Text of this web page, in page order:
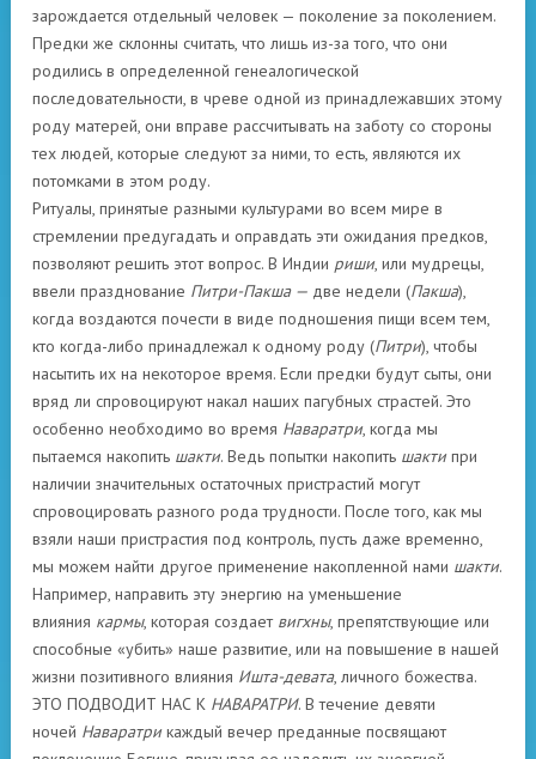
зарождается отдельный человек — поколение за поколением.
Предки же склонны считать, что лишь из-за того, что они
родились в определенной генеалогической
последовательности, в чреве одной из принадлежавших этому
роду матерей, они вправе рассчитывать на заботу со стороны
тех людей, которые следуют за ними, то есть, являются их
потомками в этом роду.
Ритуалы, принятые разными культурами во всем мире в
стремлении предугадать и оправдать эти ожидания предков,
позволяют решить этот вопрос. В Индии риши, или мудрецы,
ввели празднование Питри-Пакша — две недели (Пакша),
когда воздаются почести в виде подношения пищи всем тем,
кто когда-либо принадлежал к одному роду (Питри), чтобы
насытить их на некоторое время. Если предки будут сыты, они
вряд ли спровоцируют накал наших пагубных страстей. Это
особенно необходимо во время Наваратри, когда мы
пытаемся накопить шакти. Ведь попытки накопить шактипри
наличии значительных остаточных пристрастий могут
спровоцировать разного рода трудности. После того, как мы
взяли наши пристрастия под контроль, пусть даже временно,
мы можем найти другое применение накопленной нами шакти.
Например, направить эту энергию на уменьшение
влияния кармы, которая создает вигхны, препятствующие или
способные «убить» наше развитие, или на повышение в нашей
жизни позитивного влияния Ишта-девата, личного божества.
ЭТО ПОДВОДИТ НАС К НАВАРАТРИ. В течение девяти
ночей Наваратрикаждый вечер преданные посвящают